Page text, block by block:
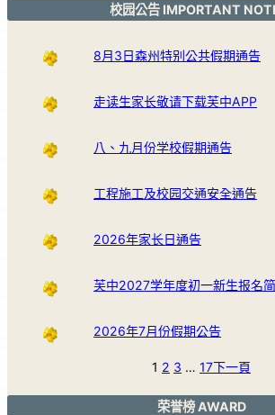
校园公告 IMPORTANT
8月3日森州特别公共假期通告
走读生家长敬请下载芙中APP
八、九月份学校假期通告
工程施工及校园交通安全通告
2026年家长日通告
芙中2027学年度初一新生报名
2026年7月份假期公告
1 2 3 … 17下一頁
荣誉榜 AWARD